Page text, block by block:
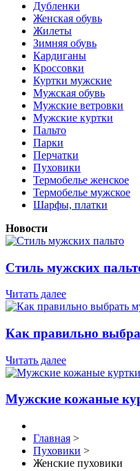
Дубленки
Женская обувь
Жилеты
Зимняя обувь
Кардиганы
Кроссовки
Куртки мужские
Мужская обувь
Мужские ветровки
Мужские куртки
Пальто
Парки
Перчатки
Пуховики
Термобелье женское
Термобелье мужское
Шарфы, платки
Новости
Стиль мужских
Читать далее
Как правильно
Читать далее
Мужские кожаные
Главная >
Пуховики >
Женские пуховики